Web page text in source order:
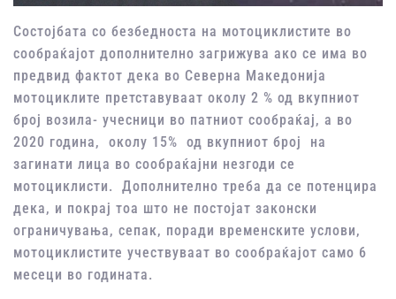
Состојбата со безбедноста на мотоциклистите во
сообраќајот дополнително загрижува ако се има во
предвид фактот дека во Северна Македонија
мотоциклите претставуваат околу 2 % од вкупниот
број возила- учесници во патниот сообраќај, а во
2020 година, околу 15% од вкупниот број на
загинати лица во сообраќајни незгоди се
мотоциклисти. Дополнително треба да се потенцира
дека, и покрај тоа што не постојат законски
ограничувања, сепак, поради временските услови,
мотоциклистите учествуваат во сообраќајот само 6
месеци во годината.